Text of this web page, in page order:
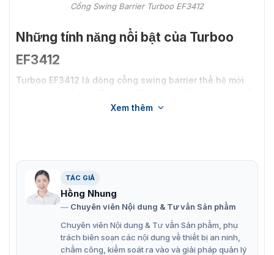
Cổng Swing Barrier Turboo EF3412
Những tính năng nổi bật của Turboo
EF3412
Turboo EF3412 là dòng cổng swing barrier thế hệ mới
đảm bảo chất lượng tốt nhất, hoạt động ổn định với
Tốc độ lưu thông lên tới 35 người/phút hoạt động ổn
định ngay cả trong điều kiện qua lại lớn.
Tự động mở khi có sự cố mất điện hoặc tình huống
khẩn cấp.
Hỗ trợ nhận diện khuôn mặt, quét thẻ từ, thẻ ID, IC và
Xem thêm
TÁC GIẢ
Hồng Nhung
Chuyên viên Nội dung & Tư vấn Sản phẩm
Chuyên viên Nội dung & Tư vấn Sản phẩm, phụ
trách biên soạn các nội dung về thiết bị an ninh,
chấm công, kiểm soát ra vào và giải pháp quản lý